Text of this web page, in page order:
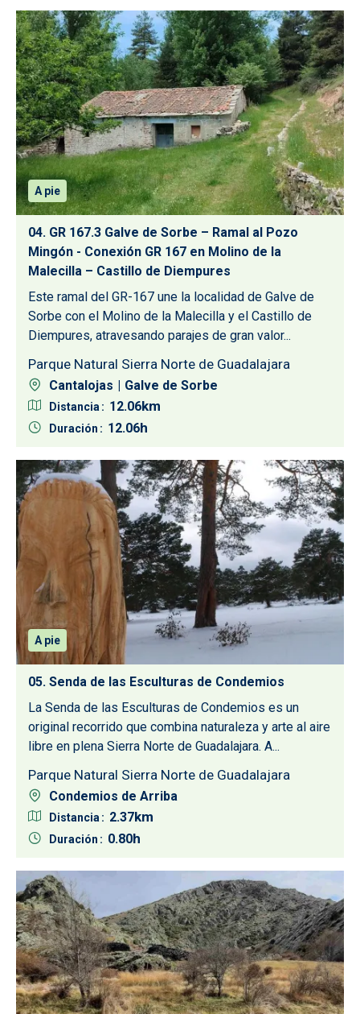
A pie
04. GR 167.3 Galve de Sorbe – Ramal al Pozo
Mingón - Conexión GR 167 en Molino de la
Malecilla – Castillo de Diempures
Este ramal del GR-167 une la localidad de Galve de
Sorbe con el Molino de la Malecilla y el Castillo de
Diempures, atravesando parajes de gran valor...
Parque Natural Sierra Norte de Guadalajara
Cantalojas Galve de Sorbe
Distancia 12.06
Duración 12.06
A pie
05. Senda de las Esculturas de Condemios
La Senda de las Esculturas de Condemios es un
original recorrido que combina naturaleza y arte al aire
libre en plena Sierra Norte de Guadalajara. A...
Parque Natural Sierra Norte de Guadalajara
Condemios de Arriba
Distancia 2.37
Duración 0.80